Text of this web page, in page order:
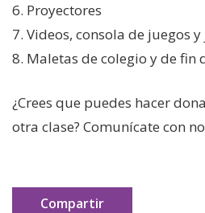
6. Proyectores
7. Videos, consola de juegos
8. Maletas de colegio y de fin
¿Crees que puedes hacer
otra clase? Comunícate con
Compartir